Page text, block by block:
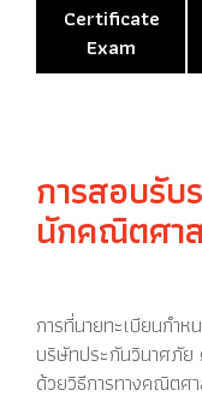
Certificate
Exam
การสอบรับ
นักคณิตศา
การที่นายทะเบียนกำ
บริษัทประกันวินาศภั
ด้วยวิธีการทางคณิตศ